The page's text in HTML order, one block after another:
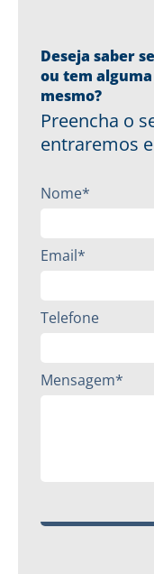
Deseja saber
ou tem
mesmo?
Preencha o
entraremos
Nome*
Email*
Telefone
Mensagem*